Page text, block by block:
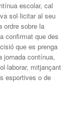
escolar, cal
sol·licitar al seu
ordre sobre la
confirmat que des
que es prenga
jornada contínua,
mitjançant
esportives o de